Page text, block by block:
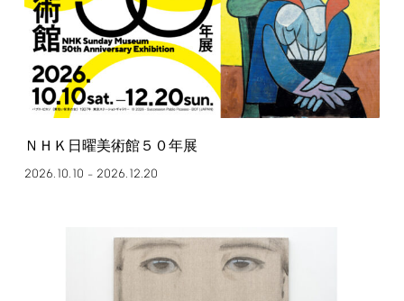
ＮＨＫ日曜美術館５０年展
2026.10.10 – 2026.12.20